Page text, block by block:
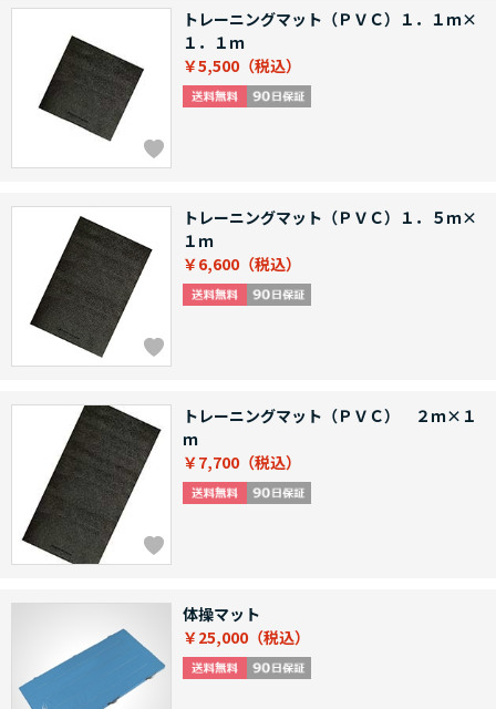
トレーニングマット（ＰＶＣ）１．１ｍ×
１．１ｍ
￥5,500
トレーニングマット（ＰＶＣ）１．５ｍ×
１ｍ
￥6,600
トレーニングマット（ＰＶＣ） ２ｍ×１
ｍ
￥7,700
体操マット
￥25,000